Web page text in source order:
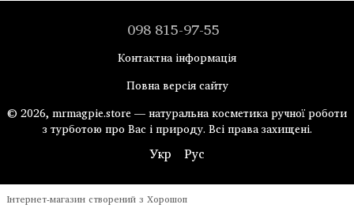
098 815-97-55
Контактна інформація
Повна версія сайту
© 2026, mrmagpie.store — натуральна косметика ручної роботи
з турботою про Вас і природу. Всі права захищені.
Укр Рус
Інтернет-магазин створений з Хорошоп